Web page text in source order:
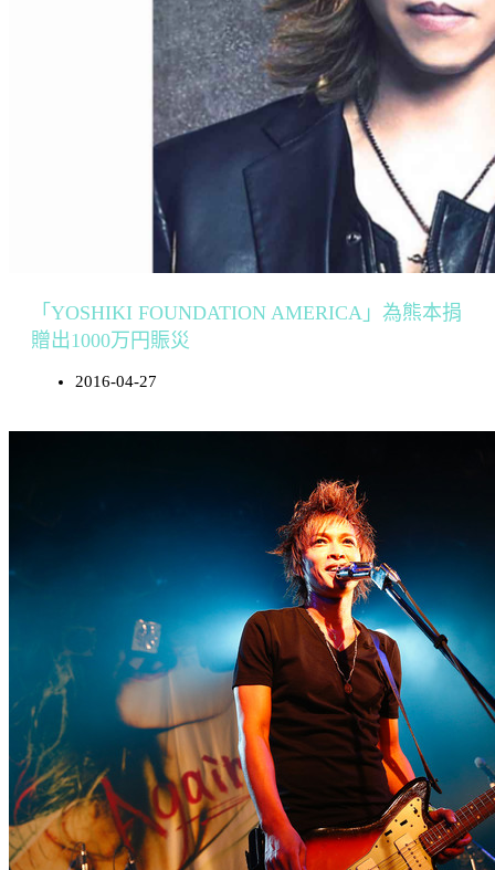
「YOSHIKI FOUNDATION AMERICA」為熊本捐
贈出1000万円賑災
2016-04-27